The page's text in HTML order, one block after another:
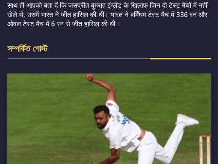
साथ ही आपको बता दें कि जसप्रीत बुमराह इंग्लैंड के खिलाफ जिन दो टेस्ट मैचों में नहीं
खेले थे, उसमें भारत ने जीत हासिल की थी। भारत ने बर्मिंघम टेस्ट मैच में 336 रन और
ओवल टेस्ट मैच में 6 रन से जीत हासिल की थी।
সম্পর্কিত পোস্ট